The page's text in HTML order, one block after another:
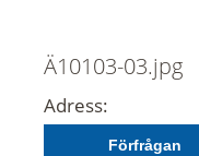
Ä10103-03.jpg
Adress:
Förfrågan